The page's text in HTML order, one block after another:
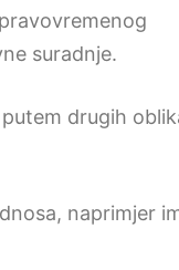
suradnje.
drugih
naprimjer